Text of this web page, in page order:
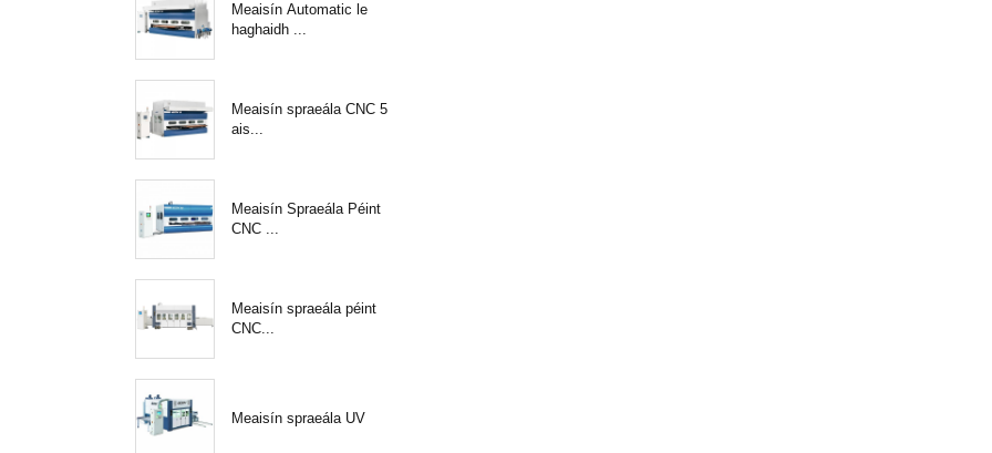
Meaisín Automatic le
haghaidh ...
Meaisín spraeála CNC 5
ais...
Meaisín Spraeála Péint
CNC ...
Meaisín spraeála péint
CNC...
Meaisín spraeála UV